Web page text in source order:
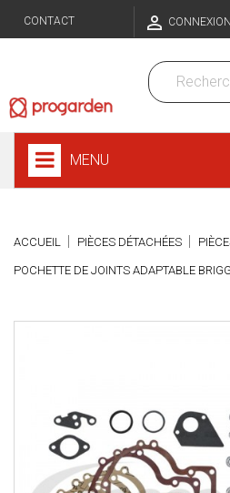
CONTACT  CONNEXION
MENU
ACCUEIL PIÈCES DÉTACHÉES
POCHETTE DE JOINTS ADAPTABLE